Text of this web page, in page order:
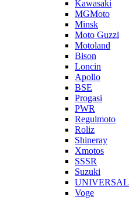
Kawasaki
MGMoto
Minsk
Moto Guzzi
Motoland
Bison
Loncin
Apollo
BSE
Progasi
PWR
Regulmoto
Roliz
Shineray
Xmotos
SSSR
Suzuki
UNIVERSAL
Voge